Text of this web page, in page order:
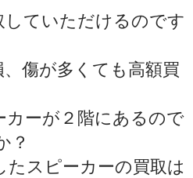
していただけるのです
傷が多くても高額買
カーが２階にあるので
？
たスピーカーの買取は